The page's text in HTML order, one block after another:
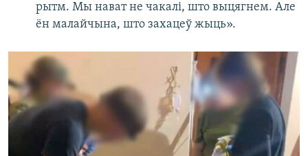
рытм. Мы нават не чакалі, што выцягнем. Але
ён малайчына, што захацеў жыць».